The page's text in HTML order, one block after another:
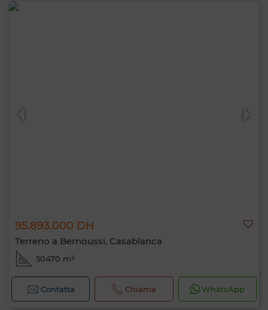
95.893.000 DH
Terreno a Bernoussi, Casablanca
50470 m²
Contatta Chiama WhatsApp